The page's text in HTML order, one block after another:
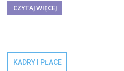
CZYTAJ WIĘCEJ
KADRY I PŁACE